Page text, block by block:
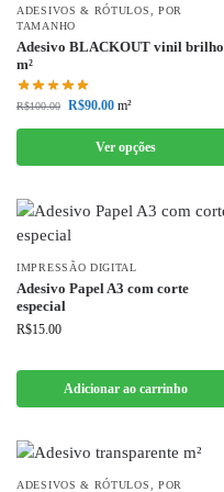
ADESIVOS & RÓTULOS ,POR
TAMANHO
Adesivo BLACKOUT vinil brilho
m²
R$100.00 R$90.00 m²
Ver opções
IMPRESSÃO DIGITAL
Adesivo Papel A3 com corte
especial
R$15.00
Adicionar ao carrinho
ADESIVOS & RÓTULOS ,POR